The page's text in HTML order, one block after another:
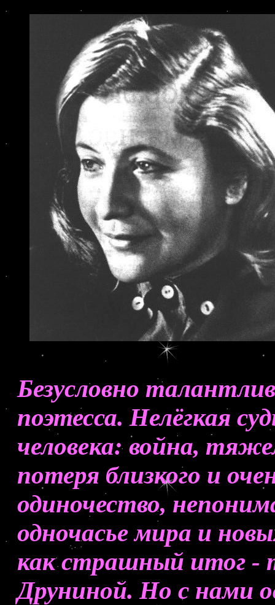
Безусловно
поэтесса. Нелёгкая
человека: война,
потеря близкого и
одиночество,
одночасье мира и
как страшный итог -
Друниной. Но с нами